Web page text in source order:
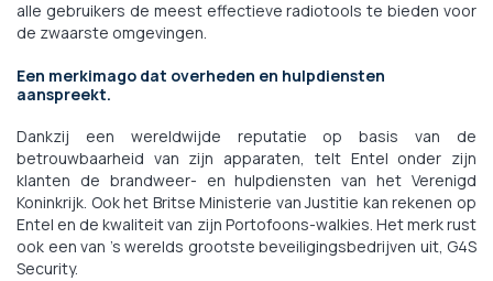
alle gebruikers de meest effectieve radiotools te bieden voor
de zwaarste omgevingen.
Een merkimago dat overheden en hulpdiensten
aanspreekt.
Dankzij een wereldwijde reputatie op basis van de
betrouwbaarheid van zijn apparaten, telt Entel onder zijn
klanten de brandweer- en hulpdiensten van het Verenigd
Koninkrijk. Ook het Britse Ministerie van Justitie kan rekenen op
Entel en de kwaliteit van zijn Portofoons-walkies. Het merk rust
ook een van 's werelds grootste beveiligingsbedrijven uit, G4S
Security.